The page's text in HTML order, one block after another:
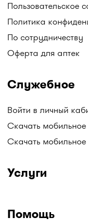
Пользовательское
Политика
По сотрудничеству
Оферта для аптек
Служебное
Войти в личный
Скачать
Скачать
Услуги
Помощь